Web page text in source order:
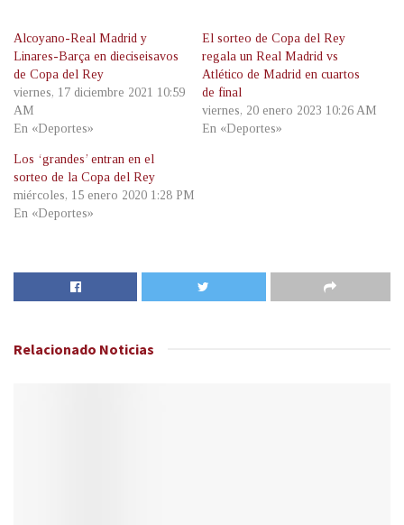
Alcoyano-Real Madrid y
Linares-Barça en dieciseisavos
de Copa del Rey
viernes, 17 diciembre 2021 10:59
AM
En «Deportes»
El sorteo de Copa del Rey
regala un Real Madrid vs
Atlético de Madrid en cuartos
de final
viernes, 20 enero 2023 10:26 AM
En «Deportes»
Los ‘grandes’ entran en el
sorteo de la Copa del Rey
miércoles, 15 enero 2020 1:28 PM
En «Deportes»
Relacionado Noticias